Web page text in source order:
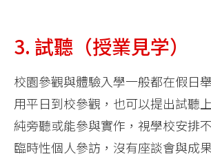
3. 試聽（授業見学）
校園參觀與體驗入學一般都在假日
用平日到校參觀，也可以提出試聽
純旁聽或能參與實作，視學校安排
臨時性個人參訪，沒有座談會與成